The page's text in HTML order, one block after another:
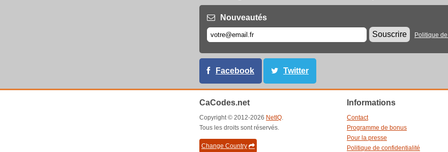
Nouveautés
Souscrire
Politique
Facebook Twitter
CaCodes.net
Copyright © 2012-2026 NetIQ.
Tous les droits sont réservés.
Change Country
Informations
Contact
Programme de bonus
Pour la presse
Politique de confidentialité